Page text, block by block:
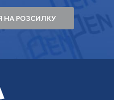
НА РОЗСИЛКУ